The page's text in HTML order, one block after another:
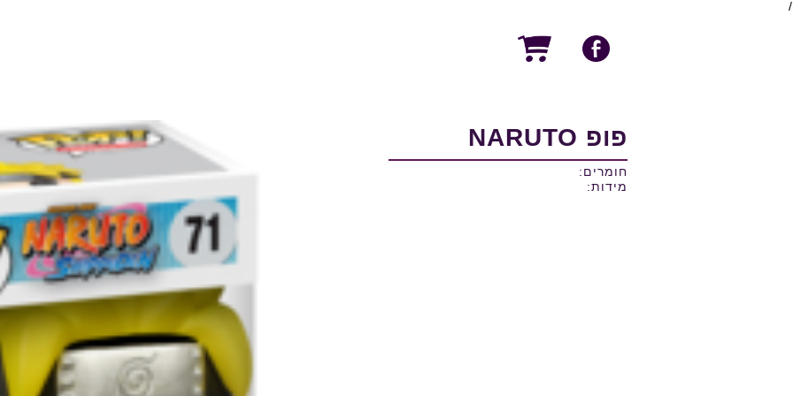
/
פופ NARUTO
חומרים:
מידות: